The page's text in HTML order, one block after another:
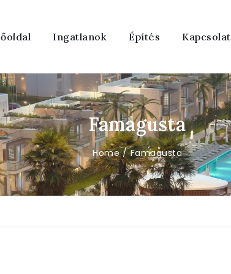
Ingatlanok Építés Kapcsolat
Famagusta
Home Famagusta